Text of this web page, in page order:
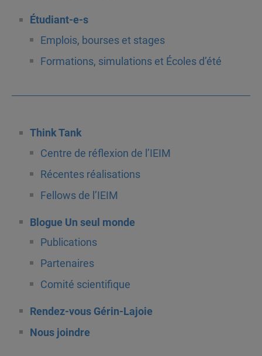
Étudiant-e-s
Emplois, bourses et stages
Formations, simulations et Écoles d’été
Think Tank
Centre de réflexion de l’IEIM
Récentes réalisations
Fellows de l’IEIM
Blogue Un seul monde
Publications
Partenaires
Comité scientifique
Rendez-vous Gérin-Lajoie
Nous joindre